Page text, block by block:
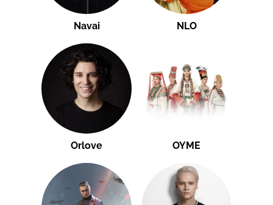
Navai NLO
Orlove OYME